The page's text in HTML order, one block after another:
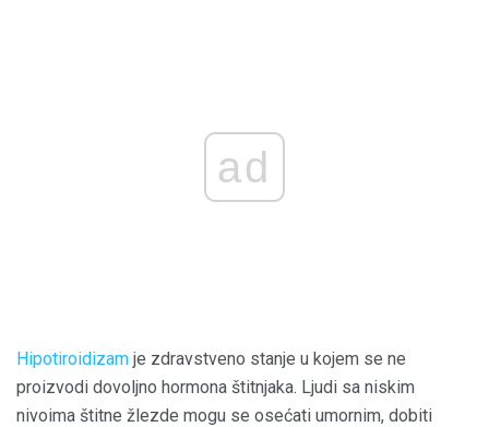
ad
Hipotiroidizam je zdravstveno stanje u kojem se ne
proizvodi dovoljno hormona štitnjaka. Ljudi sa niskim
nivoima štitne žlezde mogu se osećati umornim, dobiti